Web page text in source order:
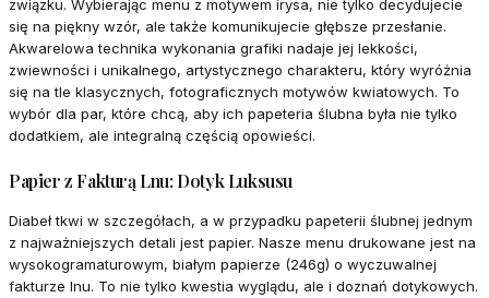
związku. Wybierając menu z motywem irysa, nie tylko decydujecie
się na piękny wzór, ale także komunikujecie głębsze przesłanie.
Akwarelowa technika wykonania grafiki nadaje jej lekkości,
zwiewności i unikalnego, artystycznego charakteru, który wyróżnia
się na tle klasycznych, fotograficznych motywów kwiatowych. To
wybór dla par, które chcą, aby ich papeteria ślubna była nie tylko
dodatkiem, ale integralną częścią opowieści.
Papier z Fakturą Lnu: Dotyk Luksusu
Diabeł tkwi w szczegółach, a w przypadku papeterii ślubnej jednym
z najważniejszych detali jest papier. Nasze menu drukowane jest na
wysokogramaturowym, białym papierze (246g) o wyczuwalnej
fakturze lnu. To nie tylko kwestia wyglądu, ale i doznań dotykowych.